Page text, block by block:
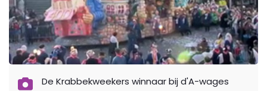
De Krabbekweekers winnaar bij d'A-wages